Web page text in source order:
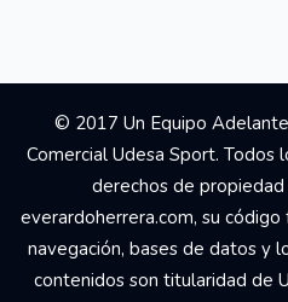
© 2017 Un Equipo
Comercial Udesa Sport. Todos
derechos de